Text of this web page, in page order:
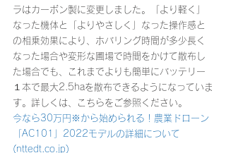
ラはカーボン製に変更しました。「より軽く」
なった機体と「よりやさしく」なった操作感と
の相乗効果により、ホバリング時間が多少長く
なった場合や変形な圃場で時間をかけて散布し
た場合でも、これまでよりも簡単にバッテリー
１本で最大2.5haを散布できるようになっていま
す。詳しくは、こちらをご参照ください。
今なら30万円※から始められる！農業ドローン
「AC101」2022モデルの詳細について
(nttedt.co.jp)